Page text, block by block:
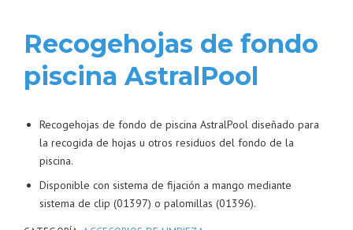
Recogehojas de fondo
piscina AstralPool
Recogehojas de fondo de piscina AstralPool diseñado para
la recogida de hojas u otros residuos del fondo de la
piscina.
Disponible con sistema de fijación a mango mediante
sistema de clip (01397) o palomillas (01396).